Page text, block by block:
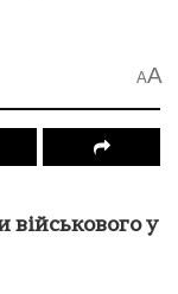
AA
у